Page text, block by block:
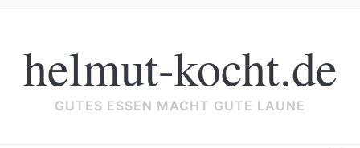
helmut-kocht.de
GUTES ESSEN MACHT GUTE LAUNE